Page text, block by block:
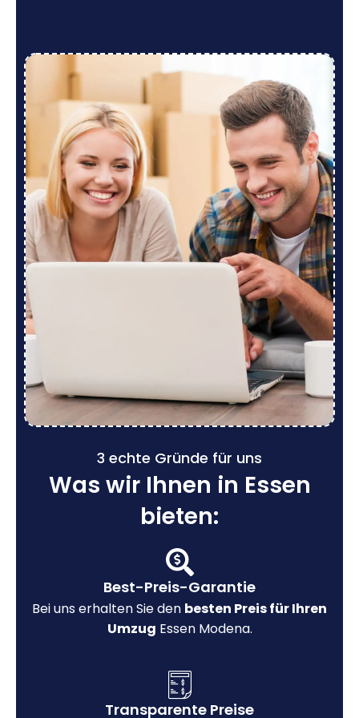
3 echte Gründe für uns
Was wir Ihnen in Essen
bieten:
Best-Preis-Garantie
Bei uns erhalten Sie den besten Preis für Ihren
Umzug Essen Modena.
Transparente Preise